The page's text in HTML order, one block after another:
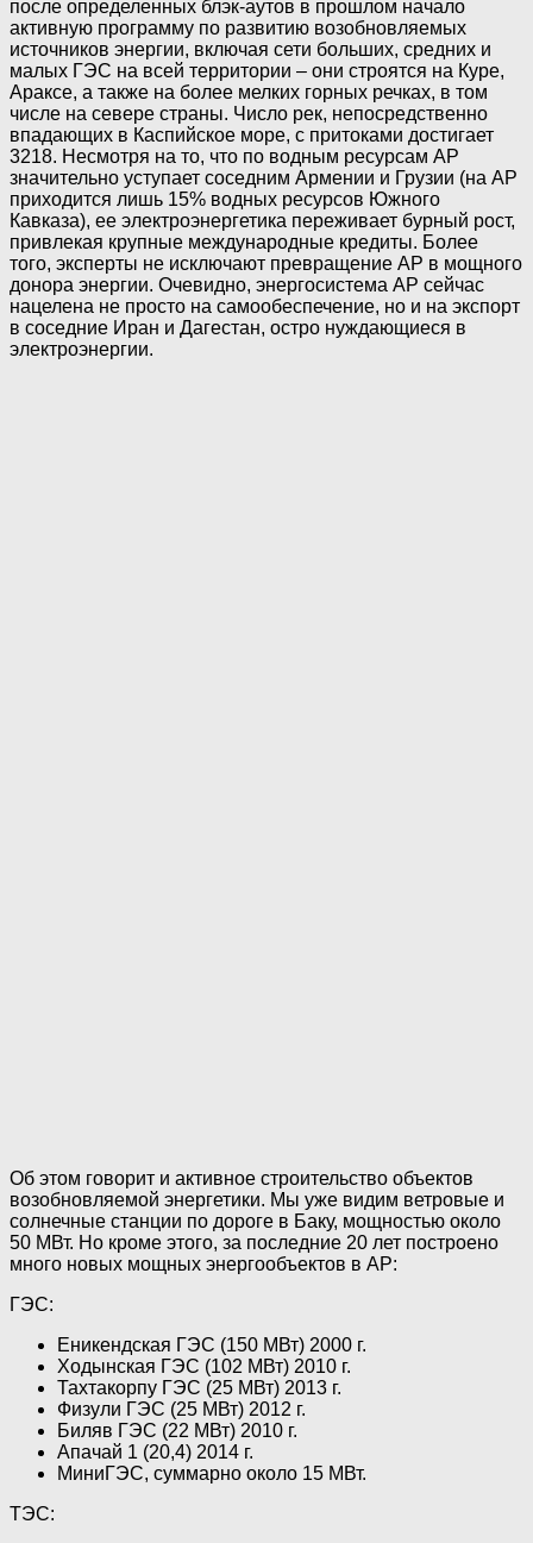
после определенных блэк-аутов в прошлом начало
активную программу по развитию возобновляемых
источников энергии, включая сети больших, средних и
малых ГЭС на всей территории – они строятся на Куре,
Араксе, а также на более мелких горных речках, в том
числе на севере страны. Число рек, непосредственно
впадающих в Каспийское море, с притоками достигает
3218. Несмотря на то, что по водным ресурсам АР
значительно уступает соседним Армении и Грузии (на АР
приходится лишь 15% водных ресурсов Южного
Кавказа), ее электроэнергетика переживает бурный рост,
привлекая крупные международные кредиты. Более
того, эксперты не исключают превращение АР в мощного
донора энергии. Очевидно, энергосистема АР сейчас
нацелена не просто на самообеспечение, но и на экспорт
в соседние Иран и Дагестан, остро нуждающиеся в
электроэнергии.
Об этом говорит и активное строительство объектов
возобновляемой энергетики. Мы уже видим ветровые и
солнечные станции по дороге в Баку, мощностью около
50 МВт. Но кроме этого, за последние 20 лет построено
много новых мощных энергообъектов в АР:
ГЭС:
Еникендская ГЭС (150 МВт) 2000 г.
Ходынская ГЭС (102 МВт) 2010 г.
Тахтакорпу ГЭС (25 МВт) 2013 г.
Физули ГЭС (25 МВт) 2012 г.
Биляв ГЭС (22 МВт) 2010 г.
Апачай 1 (20,4) 2014 г.
МиниГЭС, суммарно около 15 МВт.
ТЭС: